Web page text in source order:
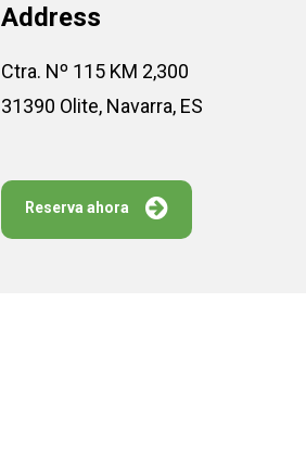
Address
Ctra. Nº 115 KM 2,300
31390 Olite, Navarra, ES
Reserva ahora